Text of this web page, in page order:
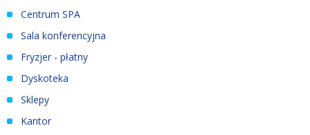
Centrum SPA
Sala konferencyjna
Fryzjer - płatny
Dyskoteka
Sklepy
Kantor